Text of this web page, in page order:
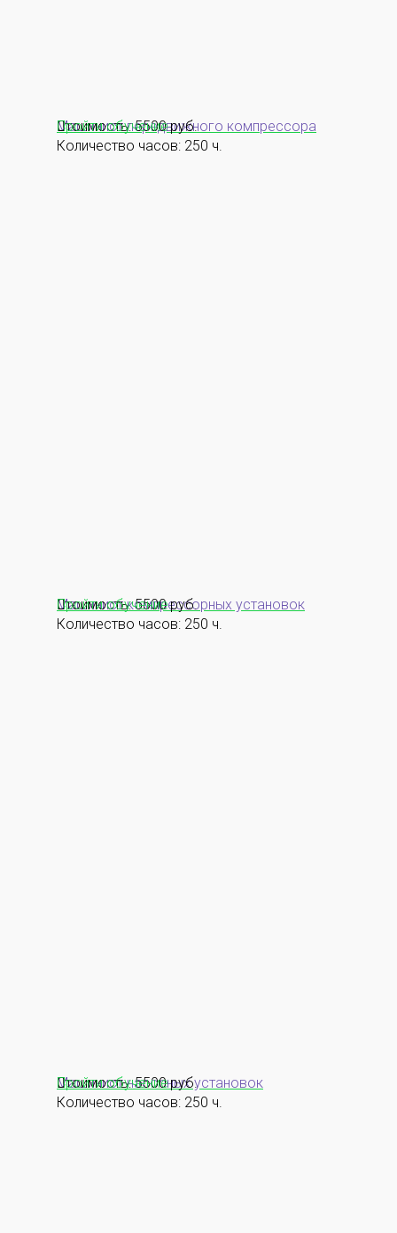
Машинист передвижного компрессора
Стоимость: 5500 руб.
Количество часов: 250 ч.
Пройти обучение
Машинист компрессорных установок
Стоимость: 5500 руб.
Количество часов: 250 ч.
Пройти обучение
Машинист насосных установок
Стоимость: 5500 руб.
Количество часов: 250 ч.
Пройти обучение